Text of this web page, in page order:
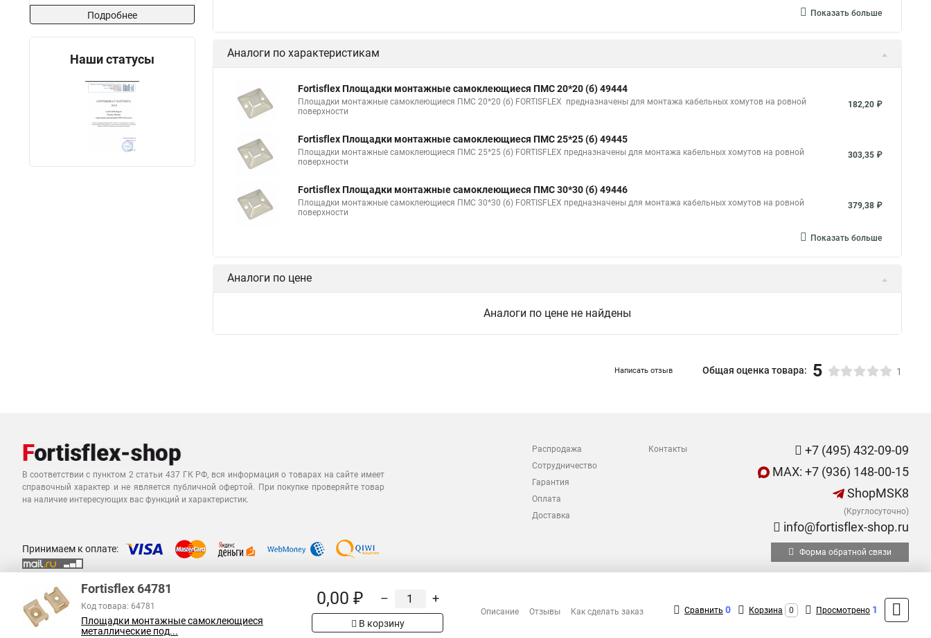
Подробнее
Наши статусы
Показать больше
Аналоги по характеристикам
Fortisflex Площадки монтажные самоклеющиеся ПМС 20*20 (б) 49444
Площадки монтажные самоклеющиеся ПМС 20*20 (б) FORTISFLEX предназначены для монтажа кабельных хомутов на ровной
поверхности
182,20 ₽
Fortisflex Площадки монтажные самоклеющиеся ПМС 25*25 (б) 49445
Площадки монтажные самоклеющиеся ПМС 25*25 (б) FORTISFLEX предназначены для монтажа кабельных хомутов на ровной
поверхности
303,35 ₽
Fortisflex Площадки монтажные самоклеющиеся ПМС 30*30 (б) 49446
Площадки монтажные самоклеющиеся ПМС 30*30 (б) FORTISFLEX предназначены для монтажа кабельных хомутов на ровной
поверхности
379,38 ₽
Показать больше
Аналоги по цене
Аналоги по цене не найдены
Написать отзыв Общая оценка товара: 5 1
В соответствии с пунктом 2 статьи 437 ГК РФ, вся информация о товарах на сайте имеет
справочный характер и не является публичной офертой. При покупке проверяйте товар
на наличие интересующих вас функций и характеристик.
Распродажа
Сотрудничество
Гарантия
Оплата
Доставка
Контакты
+7 (495) 432-09-09
MAX: +7 (936) 148-00-15
ShopMSK8
(Круглосуточно)
info@fortisflex-shop.ru
Принимаем к оплате: Форма обратной связи
Fortisflex 64781
Код товара: 64781
Площадки монтажные самоклеющиеся
металлические под...
0,00 ₽ – +
В корзину
Описание Отзывы Как сделать заказ Сравнить 0 Корзина 0 Просмотрено 1